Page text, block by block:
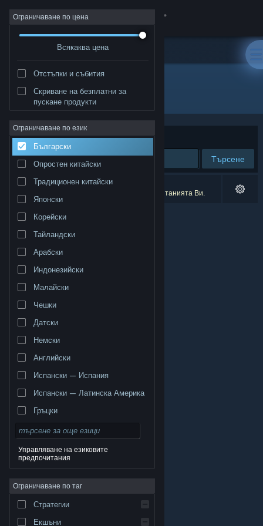
Вписване
Относно
Поддръжка
Смяна на езика
търговски марки принадлежат на съответните им
собственици в САЩ и други страни.
поверителност|Юридическа информация|
Достъпност|Условия за ползване на Steam
Възстановявания|Бисквитки
Ограничаване по цена
Всякаква цена
Отстъпки и събития
Скриване на безплатни за
пускане продукти
Ограничаване по език
Български
Опростен китайски
Традиционен китайски
Японски
Корейски
Тайландски
Арабски
Индонезийски
Малайски
Чешки
Датски
Немски
Английски
Испански — Испания
Испански — Латинска Америка
Гръцки
Управляване на езиковите
предпочитания
Ограничаване по таг
Стратегии
Екшъни
Разработчик: Ashley Roesler
Сортиране по Съответстване
Търсене
0 резултата съответстват на търсенето Ви.
1 заглавие беше изключено спрямо предпочитанията Ви.